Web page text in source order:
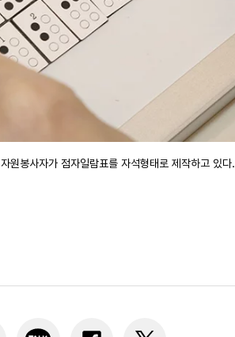
원봉사자가 점자일람표를 자석형태로 제작하고 있다.